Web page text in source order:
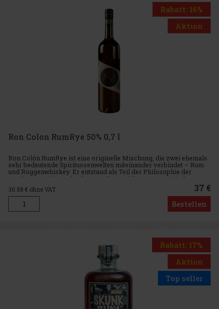
Rabatt: 16%
Aktion
Ron Colon RumRye 50% 0,7 l
Ron Colón RumRye ist eine originelle Mischung, die zwei ehemals
sehr bedeutende Spirituosenwelten miteinander verbindet – Rum
und Roggenwhiskey. Er entstand als Teil der Philosophie der
Marke Ron Colón Salvadoreño, deren Ziel es ist, verschiedene Tra
30.58 € ohne VAT 37 €
Bestellen
Rabatt: 17%
Aktion
Top seller